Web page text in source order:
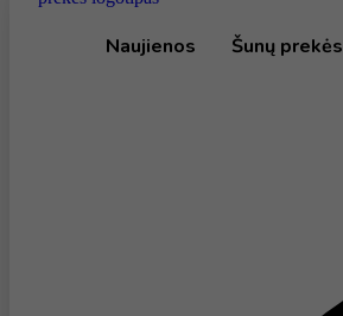
Naujienos Šunų prekės